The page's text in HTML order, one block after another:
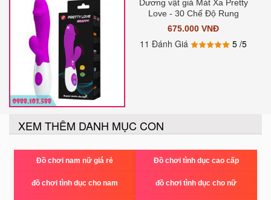
Dương vật giả Mát Xa Pretty
Love - 30 Chế Độ Rung
675.000 VNĐ
11 Đánh Giá 5/5
XEM THÊM DANH MỤC CON
Đồ chơi nam nữ giá rẻ Đồ chơi tình dục cao cấp
đồ chơi tình dục cho nam đồ chơi tình dục cho nữ